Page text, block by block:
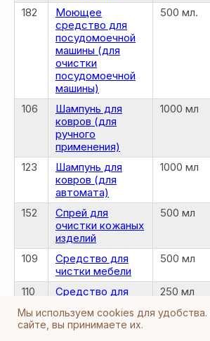
182
Моющее
средство для
посудомоечной
машины (для
очистки
посудомоечной
машины)
500 мл.
106
Шампунь для
ковров (для
ручного
применения)
1000 мл
123
Шампунь для
ковров (для
автомата)
1000 мл
152
Спрей для
очистки кожаных
изделий
500 мл
109
Средство для
чистки мебели
500 мл
110
Средство для
автомобилей
250 мл
Мы используем cookies для удобства.
сайте, вы принимаете их.